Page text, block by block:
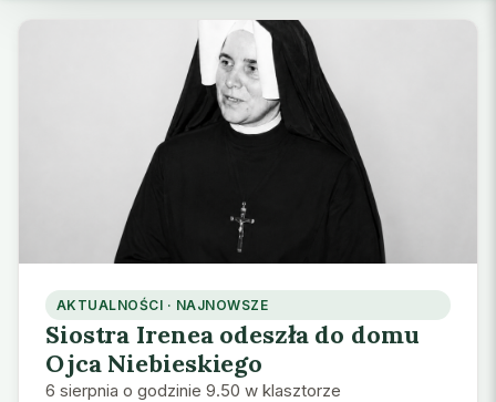
AKTUALNOŚCI · NAJNOWSZE
Siostra Irenea odeszła do domu
Ojca Niebieskiego
6 sierpnia o godzinie 9.50 w klasztorze